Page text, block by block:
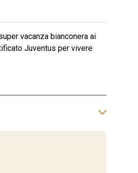
vacanza bianconera ai
Juventus per vivere